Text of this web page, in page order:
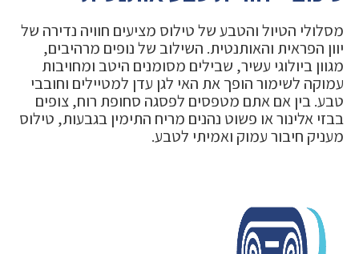
מסלולי הטיול והטבע של טילוס מציעים חוויה נדירה של
יוון הפראית והאותנטית. השילוב של נופים מרהיבים,
מגוון ביולוגי עשיר, שבילים מסומנים היטב ומחויבות
עמוקה לשימור הופך את האי לגן עדן למטיילים וחובבי
טבע. בין אם אתם מטפסים לפסגה סחופת רוח, צופים
בבזי אלינור או פשוט נהנים מריח התימין בגבעות, טילוס
מעניק חיבור עמוק ואמיתי לטבע.